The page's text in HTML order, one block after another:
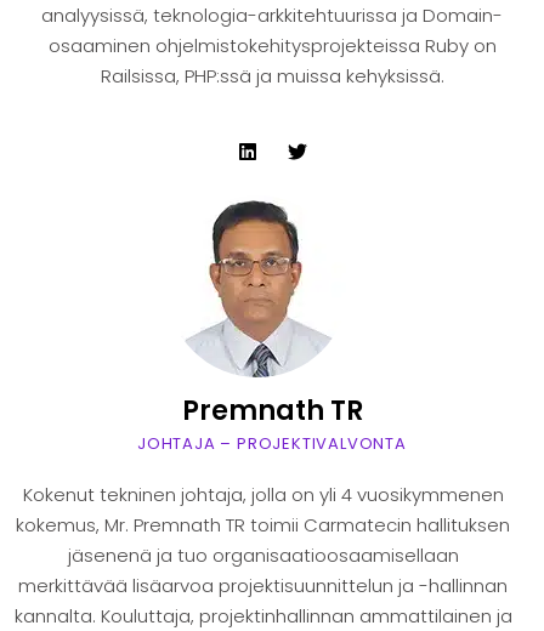
analyysissä, teknologia-arkkitehtuurissa ja Domain-
osaaminen ohjelmistokehitysprojekteissa Ruby on
Railsissa, PHP:ssä ja muissa kehyksissä.
Premnath TR
JOHTAJA – PROJEKTIVALVONTA
Kokenut tekninen johtaja, jolla on yli 4 vuosikymmenen
kokemus, Mr. Premnath TR toimii Carmatecin hallituksen
jäsenenä ja tuo organisaatioosaamisellaan
merkittävää lisäarvoa projektisuunnittelun ja -hallinnan
kannalta. Kouluttaja, projektinhallinnan ammattilainen ja